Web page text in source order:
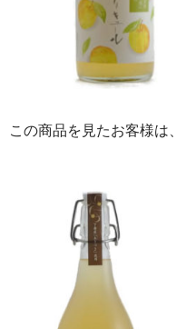
この商品を見たお客様は